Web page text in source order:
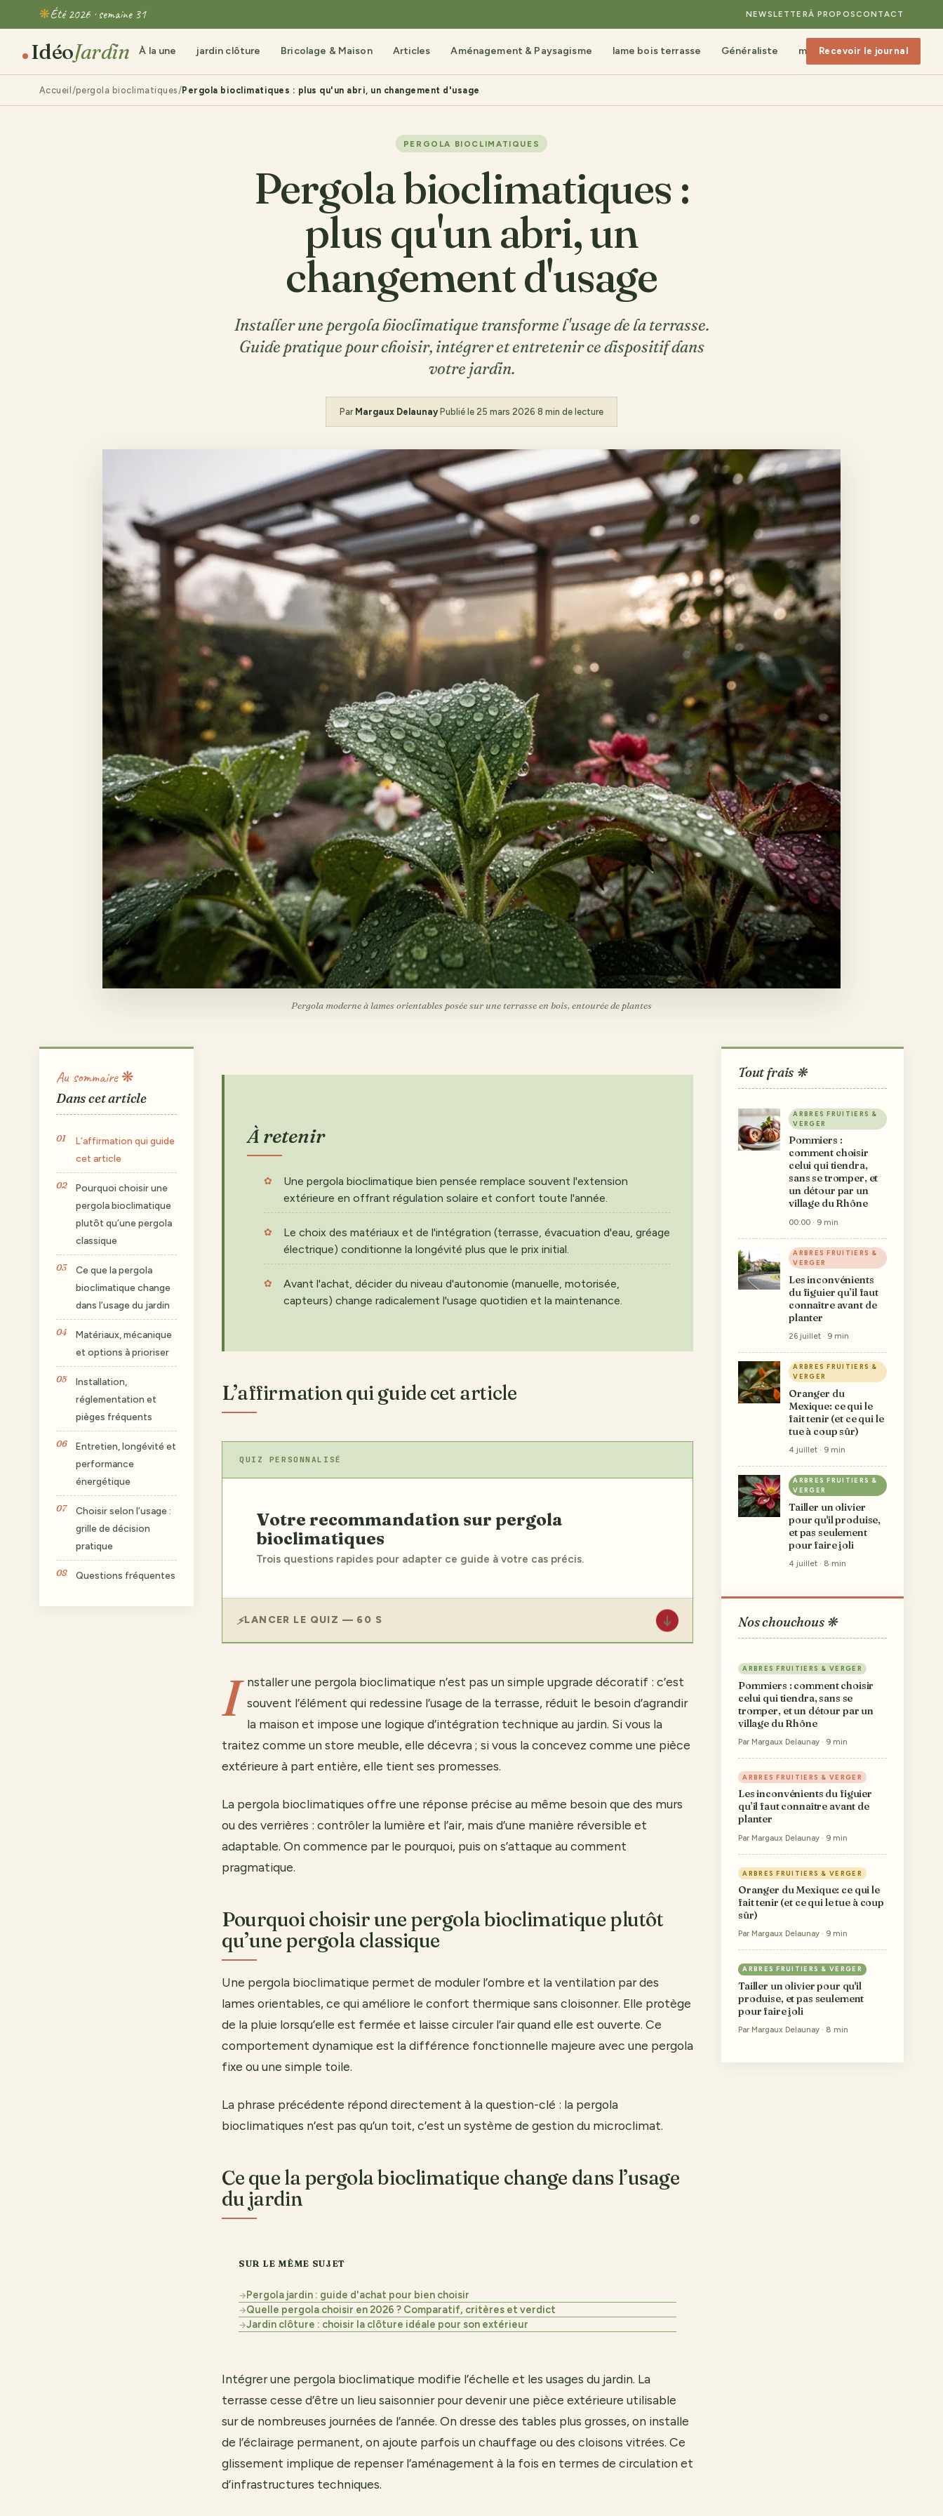
Été 2026 · semaine 31 NEWSLETTERÀ PROPOSCONTACT
IdéoJardin À la une jardin clôture Bricolage & Maison Articles Aménagement & Paysagisme lame bois terrasse Généraliste mobilier de jardin
Recevoir le journal
Accueil pergola bioclimatiques Pergola bioclimatiques : plus qu'un abri, un changement d'usage
PERGOLA BIOCLIMATIQUES
Pergola bioclimatiques :
plus qu'un abri, un
changement d'usage
Installer une pergola bioclimatique transforme l'usage de la terrasse.
Guide pratique pour choisir, intégrer et entretenir ce dispositif dans
votre jardin.
Par Margaux Delaunay·Publié le 25 mars 2026·8 min de lecture
Pergola moderne à lames orientables posée sur une terrasse en bois, entourée de plantes
Au sommaire ❋
Dans cet article
L’affirmation qui guide
cet article
Pourquoi choisir une
pergola bioclimatique
plutôt qu’une pergola
classique
Ce que la pergola
bioclimatique change
dans l’usage du jardin
Matériaux, mécanique
et options à prioriser
Installation,
réglementation et
pièges fréquents
Entretien, longévité et
performance
énergétique
Choisir selon l’usage :
grille de décision
pratique
Questions fréquentes
À retenir
Une pergola bioclimatique bien pensée remplace souvent l'extension
extérieure en offrant régulation solaire et confort toute l'année.
Le choix des matériaux et de l'intégration (terrasse, évacuation d'eau, gréage
électrique) conditionne la longévité plus que le prix initial.
Avant l'achat, décider du niveau d'autonomie (manuelle, motorisée,
capteurs) change radicalement l'usage quotidien et la maintenance.
L’affirmation qui guide cet article
QUIZ PERSONNALISÉ
Votre recommandation sur pergola
bioclimatiques
Trois questions rapides pour adapter ce guide à votre cas précis.
LANCER LE QUIZ — 60 S ↓
I nstaller une pergola bioclimatique n’est pas un simple upgrade décoratif : c’est
souvent l’élément qui redessine l’usage de la terrasse, réduit le besoin d’agrandir
la maison et impose une logique d’intégration technique au jardin. Si vous la
traitez comme un store meuble, elle décevra ; si vous la concevez comme une pièce
extérieure à part entière, elle tient ses promesses.
La pergola bioclimatiques offre une réponse précise au même besoin que des murs
ou des verrières : contrôler la lumière et l’air, mais d’une manière réversible et
adaptable. On commence par le pourquoi, puis on s’attaque au comment
pragmatique.
Pourquoi choisir une pergola bioclimatique plutôt
qu’une pergola classique
Une pergola bioclimatique permet de moduler l’ombre et la ventilation par des
lames orientables, ce qui améliore le confort thermique sans cloisonner. Elle protège
de la pluie lorsqu’elle est fermée et laisse circuler l’air quand elle est ouverte. Ce
comportement dynamique est la différence fonctionnelle majeure avec une pergola
fixe ou une simple toile.
La phrase précédente répond directement à la question-clé : la pergola
bioclimatiques n’est pas qu’un toit, c’est un système de gestion du microclimat.
Ce que la pergola bioclimatique change dans l’usage
du jardin
SUR LE MÊME SUJET
→Pergola jardin : guide d'achat pour bien choisir
→Quelle pergola choisir en 2026 ? Comparatif, critères et verdict
→Jardin clôture : choisir la clôture idéale pour son extérieur
Intégrer une pergola bioclimatique modifie l’échelle et les usages du jardin. La
terrasse cesse d’être un lieu saisonnier pour devenir une pièce extérieure utilisable
sur de nombreuses journées de l’année. On dresse des tables plus grosses, on installe
de l’éclairage permanent, on ajoute parfois un chauffage ou des cloisons vitrées. Ce
glissement implique de repenser l’aménagement à la fois en termes de circulation et
d’infrastructures techniques.
Tout frais ❋
ARBRES FRUITIERS &
VERGER
Pommiers :
comment choisir
celui qui tiendra,
sans se tromper, et
un détour par un
village du Rhône
00:00 · 9 min
ARBRES FRUITIERS &
VERGER
Les inconvénients
du figuier qu’il faut
connaître avant de
planter
26 juillet · 9 min
ARBRES FRUITIERS &
VERGER
Oranger du
Mexique: ce qui le
fait tenir (et ce qui le
tue à coup sûr)
4 juillet · 9 min
ARBRES FRUITIERS &
VERGER
Tailler un olivier
pour qu'il produise,
et pas seulement
pour faire joli
4 juillet · 8 min
Nos chouchous ❋
ARBRES FRUITIERS & VERGER
Pommiers : comment choisir
celui qui tiendra, sans se
tromper, et un détour par un
village du Rhône
Par Margaux Delaunay · 9 min
ARBRES FRUITIERS & VERGER
Les inconvénients du figuier
qu’il faut connaître avant de
planter
Par Margaux Delaunay · 9 min
ARBRES FRUITIERS & VERGER
Oranger du Mexique: ce qui le
fait tenir (et ce qui le tue à coup
sûr)
Par Margaux Delaunay · 9 min
ARBRES FRUITIERS & VERGER
Tailler un olivier pour qu'il
produise, et pas seulement
pour faire joli
Par Margaux Delaunay · 8 min